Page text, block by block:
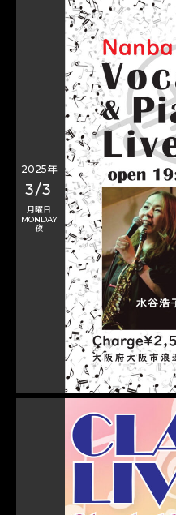
2025年
3/3
月曜日
MONDAY
夜